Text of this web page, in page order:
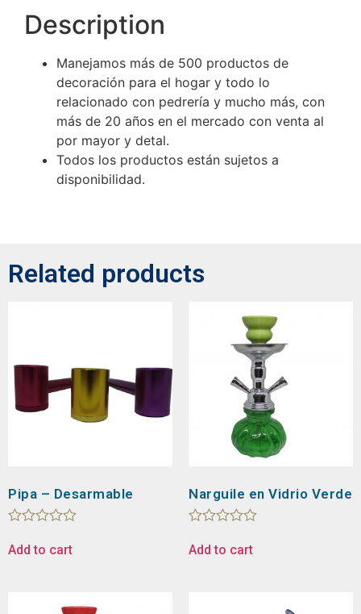
Description
Manejamos más de 500 productos de
decoración para el hogar y todo lo
relacionado con pedrería y mucho más, con
más de 20 años en el mercado con venta al
por mayor y detal.
Todos los productos están sujetos a
disponibilidad.
Related products
Pipa – Desarmable
0
Add to cart
Narguile en Vidrio Verde
0
Add to cart